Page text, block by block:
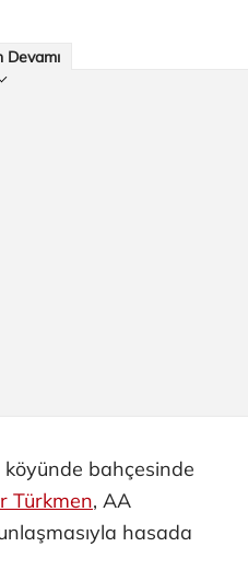
Devamı
köyünde bahçesinde
Türkmen, AA
hasada